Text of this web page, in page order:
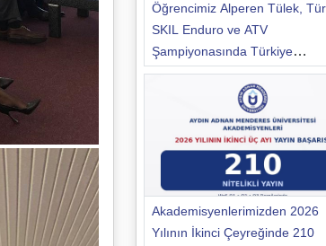
Öğrencimiz Alperen Tülek,
SKIL Enduro ve ATV
Şampiyonasında Türkiye
Şampiyonu Oldu
Akademisyenlerimizden 2026
Yılının İkinci Çeyreğinde 210